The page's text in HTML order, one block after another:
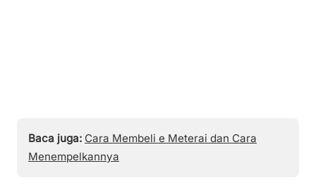
Baca juga: Cara Membeli e Meterai dan Cara
Menempelkannya